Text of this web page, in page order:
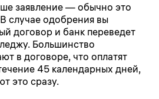
заявление — обычно это
случае одобрения вы
договор и банк переведет
Большинство
в договоре, что оплатят
45 календарных дней,
это сразу.